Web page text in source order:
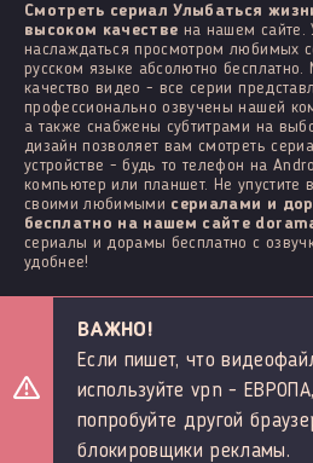
Смотреть сериал Улыбаться
высоком качестве на нашем сайте.
наслаждаться просмотром любимых
русском языке абсолютно
качество видео - все серии
профессионально озвучены нашей
а также снабжены субтитрами на
дизайн позволяет вам смотреть
устройстве - будь то телефон на
компьютер или планшет. Не упустите
своими любимыми сериалами и
бесплатно на нашем сайте
сериалы и дорамы бесплатно с
удобнее!
ВАЖНО!
Если пишет, что
используйте vpn -
попробуйте другой
блокировщики рекламы.